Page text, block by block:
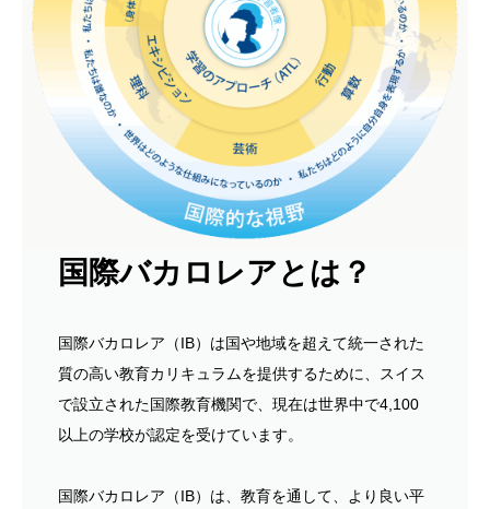
国際バカロレアとは？
国際バカロレア（IB）は国や地域を超えて統一された
質の高い教育カリキュラムを提供するために、スイス
で設立された国際教育機関で、現在は世界中で4,100
以上の学校が認定を受けています。
国際バカロレア（IB）は、教育を通して、より良い平